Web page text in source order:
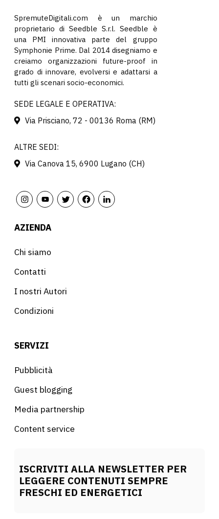
SpremuteDigitali.com è un marchio
proprietario di Seedble S.r.l. Seedble è
una PMI innovativa parte del gruppo
Symphonie Prime. Dal 2014 disegniamo e
creiamo organizzazioni future-proof in
grado di innovare, evolversi e adattarsi a
tutti gli scenari socio-economici.
SEDE LEGALE E OPERATIVA:
Via Prisciano, 72 - 00136 Roma (RM)
ALTRE SEDI:
Via Canova 15, 6900 Lugano (CH)
AZIENDA
Chi siamo
Contatti
I nostri Autori
Condizioni
SERVIZI
Pubblicità
Guest blogging
Media partnership
Content service
ISCRIVITI ALLA NEWSLETTER PER
LEGGERE CONTENUTI SEMPRE
FRESCHI ED ENERGETICI